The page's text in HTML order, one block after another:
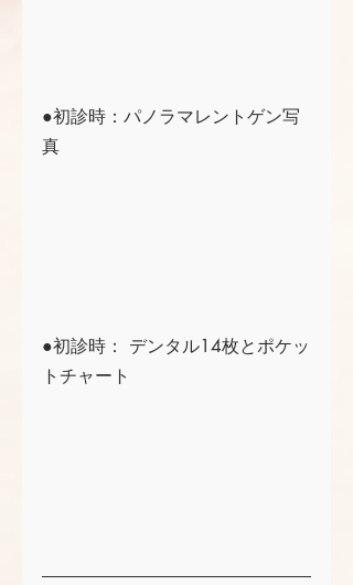
●初診時：パノラマレントゲン写
真
●初診時： デンタル14枚とポケッ
トチャート